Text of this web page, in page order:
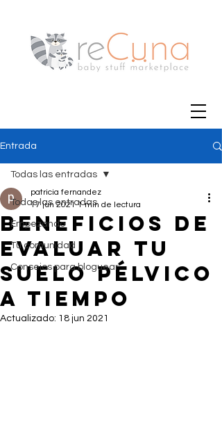
Entrada
Todas las entradas
Empezando
Tu comunidad
Consejos para bloguear
Todas las entradas
BENEFICIOS DE
EVALUAR TU
SUELO PÉLVICO
A TIEMPO
patricia fernandez
17 jun 2021 1 min de lectura
Actualizado: 18 jun 2021